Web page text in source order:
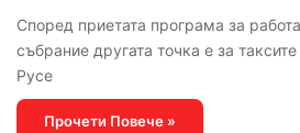
Според приетата програма за
събрание другата точка е за
Русе
Прочети Повече »